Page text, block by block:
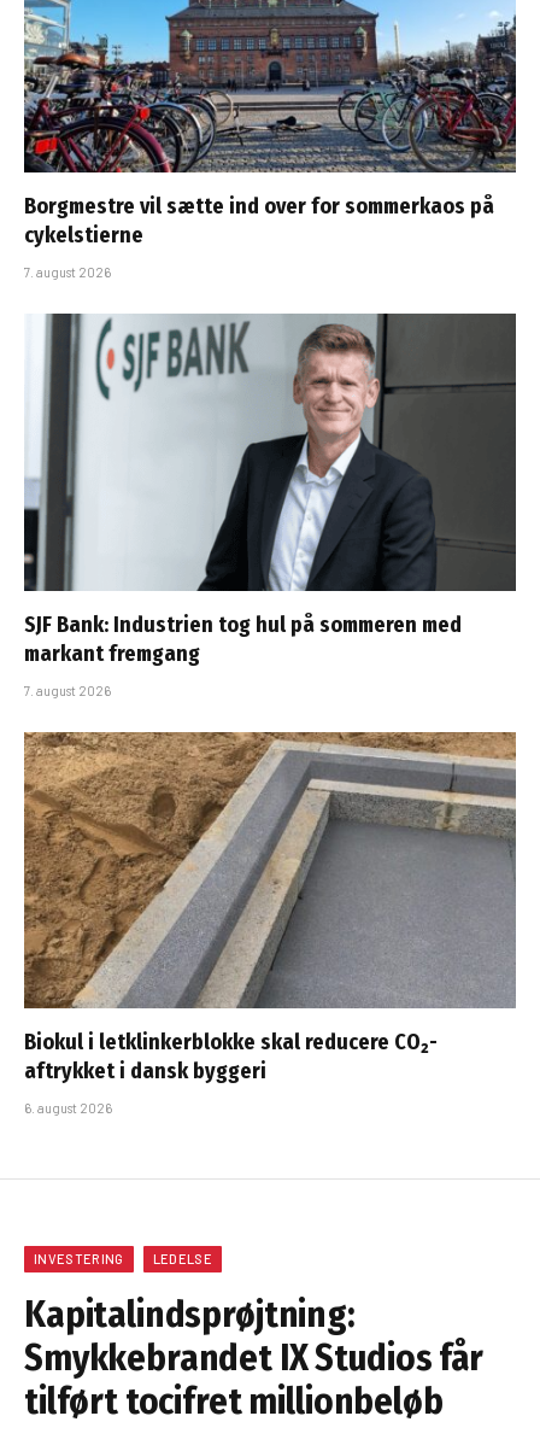
Borgmestre vil sætte ind over for sommerkaos på
cykelstierne
7. august 2026
SJF Bank: Industrien tog hul på sommeren med
markant fremgang
7. august 2026
Biokul i letklinkerblokke skal reducere CO₂-
aftrykket i dansk byggeri
6. august 2026
INVESTERING LEDELSE
Kapitalindsprøjtning:
Smykkebrandet IX Studios får
tilført tocifret millionbeløb